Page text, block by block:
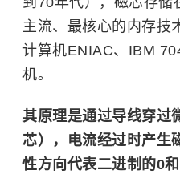
主流、最核心的内存技
计算机ENIAC、IBM
机。
其原理是通过导线穿过
芯），电流经过时产生
性方向代表二进制的0